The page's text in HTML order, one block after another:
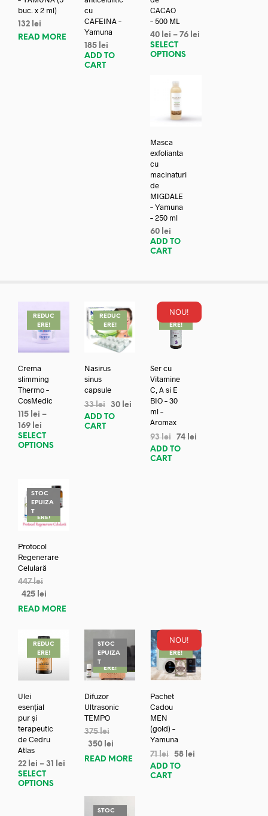
buc. x 2 ml)
132 lei
READ MORE
cu
CAFEINA –
Yamuna
185 lei
ADD TO
CART
CACAO
– 500 ML
40 lei –76 lei
SELECT
OPTIONS
Masca
exfolianta
cu
macinaturi
de
MIGDALE
– Yamuna
– 250 ml
60 lei
ADD TO
CART
REDUC
ERE!
Crema
slimming
Thermo –
CosMedic
115 lei –
169 lei
SELECT
OPTIONS
REDUC
ERE!
Nasirus
sinus
capsule
33lei 30 lei
ADD TO
CART
NOU!
REDUC
ERE!
Ser cu
Vitamine
C, A si E
BIO – 30
ml –
Aromax
93lei 74 lei
ADD TO
CART
STOC
EPUIZA
TREDUC
ERE!
Protocol
Regenerare
Celulară
447lei
425 lei
READ MORE
REDUC
ERE!
Ulei
esențial
pur și
terapeutic
de Cedru
Atlas
22 lei – 31
lei
SELECT
OPTIONS
STOC
EPUIZA
TREDUC
ERE!
Difuzor
Ultrasonic
TEMPO
375lei
350 lei
READ MORE
NOU!
REDUC
ERE!
Pachet
Cadou
MEN
(gold) –
Yamuna
71lei 58 lei
ADD TO
CART
STOC